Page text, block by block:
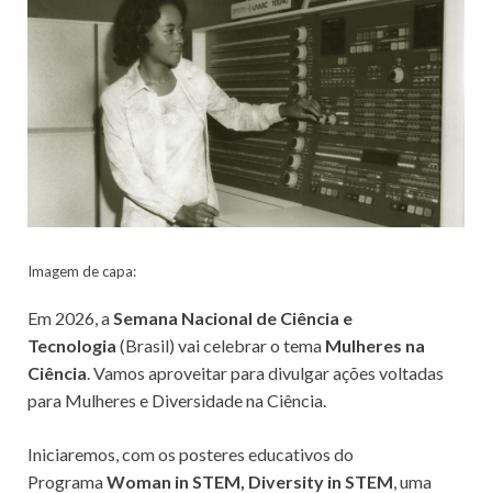
Imagem de capa:
Em 2026, a Semana Nacional de Ciência e
Tecnologia (Brasil) vai celebrar o tema Mulheres na
Ciência . Vamos aproveitar para divulgar ações voltadas
para Mulheres e Diversidade na Ciência.
Iniciaremos, com os posteres educativos do
ProgramaWoman in STEM, Diversity in STEM , uma